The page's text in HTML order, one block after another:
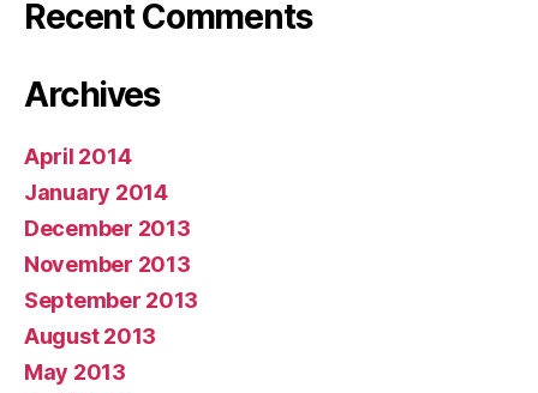
Recent Comments
Archives
April 2014
January 2014
December 2013
November 2013
September 2013
August 2013
May 2013